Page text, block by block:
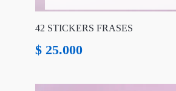
42 STICKERS FRASES
$ 25.000